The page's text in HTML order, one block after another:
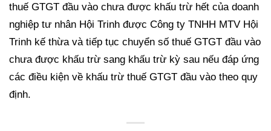
thuế GTGT đầu vào chưa được khấu trừ hết của doanh
nghiệp tư nhân Hội Trinh được Công ty TNHH MTV Hội
Trinh kế thừa và tiếp tục chuyển số thuế GTGT đầu vào
chưa được khấu trừ sang khấu trừ kỳ sau nếu đáp ứng
các điều kiện về khấu trừ thuế GTGT đầu vào theo quy
định.